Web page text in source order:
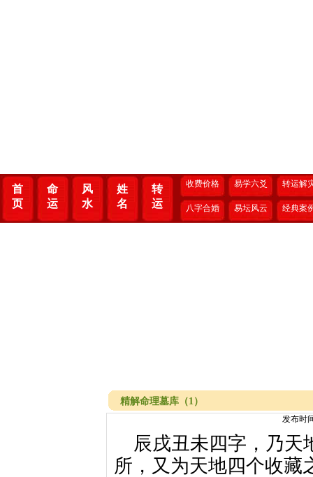
首
页
命
运
风
水
姓
名
转
运
收费价格 易学六爻 转运解
八字合婚 易坛风云 经典案
精解命理墓库（1）
发布时
辰戌丑未四字，乃天
所，又为天地四个收藏